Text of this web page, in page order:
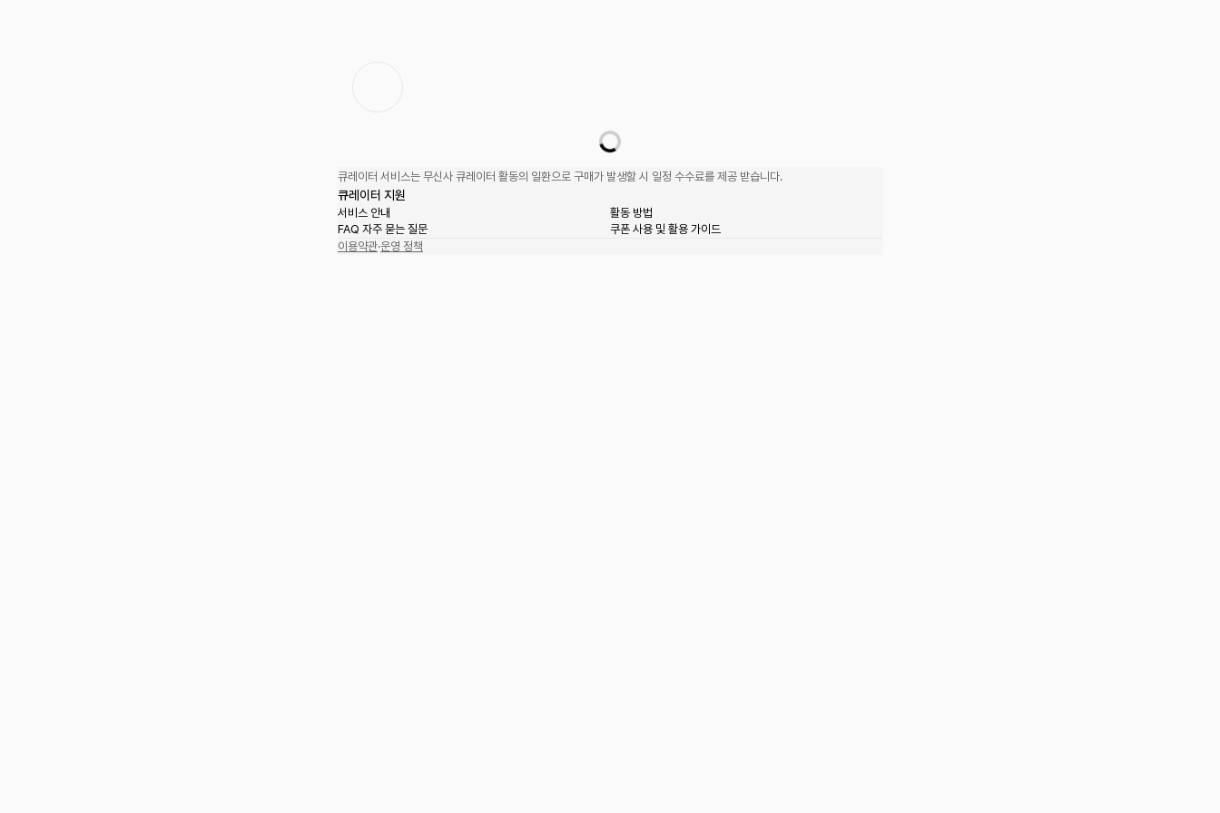
큐레이터 서비스는 무신사 큐레이터 활동의 일환으로 구매가 발생할 시 일정 수수료를 제공 받습니다.
큐레이터 지원
서비스 안내
활동 방법
FAQ 자주 묻는 질문
쿠폰 사용 및 활용 가이드
이용약관·운영 정책